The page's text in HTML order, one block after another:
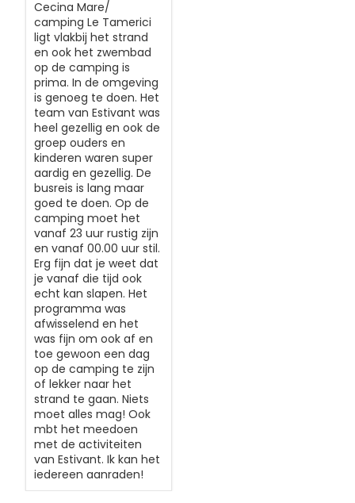
Cecina Mare/
camping Le Tamerici
ligt vlakbij het strand
en ook het zwembad
op de camping is
prima. In de omgeving
is genoeg te doen. Het
team van Estivant was
heel gezellig en ook de
groep ouders en
kinderen waren super
aardig en gezellig. De
busreis is lang maar
goed te doen. Op de
camping moet het
vanaf 23 uur rustig zijn
en vanaf 00.00 uur stil.
Erg fijn dat je weet dat
je vanaf die tijd ook
echt kan slapen. Het
programma was
afwisselend en het
was fijn om ook af en
toe gewoon een dag
op de camping te zijn
of lekker naar het
strand te gaan. Niets
moet alles mag! Ook
mbt het meedoen
met de activiteiten
van Estivant. Ik kan het
iedereen aanraden!